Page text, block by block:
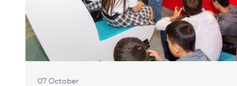
07 October